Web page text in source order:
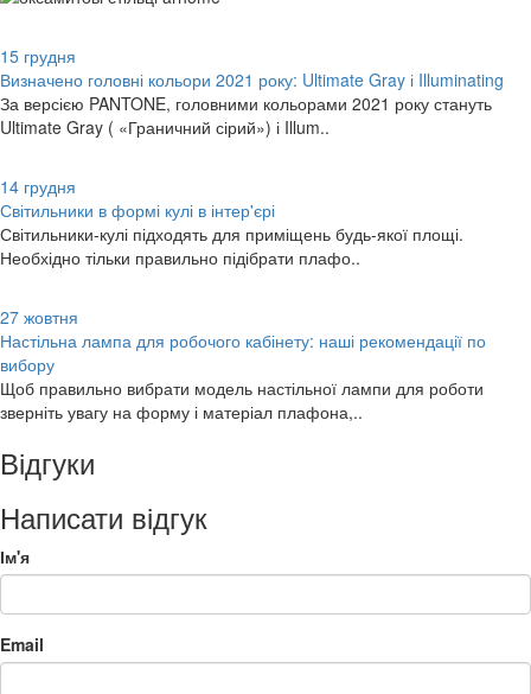
15 грудня
Визначено головні кольори 2021 року: Ultimate Gray і Illuminating
За версією PANTONE, головними кольорами 2021 року стануть
Ultimate Gray ( «Граничний сірий») і Illum..
14 грудня
Світильники в формі кулі в інтер'єрі
Світильники-кулі підходять для приміщень будь-якої площі.
Необхідно тільки правильно підібрати плафо..
27 жовтня
Настільна лампа для робочого кабінету: наші рекомендації по
вибору
Щоб правильно вибрати модель настільної лампи для роботи
зверніть увагу на форму і матеріал плафона,..
Відгуки
Написати відгук
Ім'я
Email